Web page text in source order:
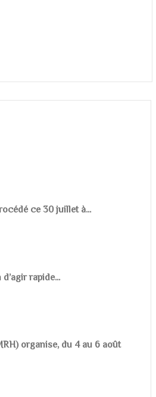
ce 30 juillet à...
rapide...
organise, du 4 au 6 août